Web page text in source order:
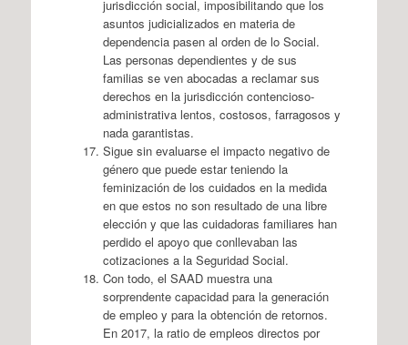
jurisdicción social, imposibilitando que los
asuntos judicializados en materia de
dependencia pasen al orden de lo Social.
Las personas dependientes y de sus
familias se ven abocadas a reclamar sus
derechos en la jurisdicción contencioso-
administrativa lentos, costosos, farragosos y
nada garantistas.
Sigue sin evaluarse el impacto negativo de
género que puede estar teniendo la
feminización de los cuidados en la medida
en que estos no son resultado de una libre
elección y que las cuidadoras familiares han
perdido el apoyo que conllevaban las
cotizaciones a la Seguridad Social.
Con todo, el SAAD muestra una
sorprendente capacidad para la generación
de empleo y para la obtención de retornos.
En 2017, la ratio de empleos directos por